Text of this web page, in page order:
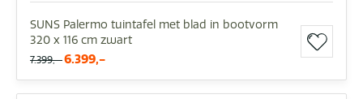
SUNS Palermo tuintafel met blad in bootvorm
320 x 116 cm zwart
7.399,- 6.399,-